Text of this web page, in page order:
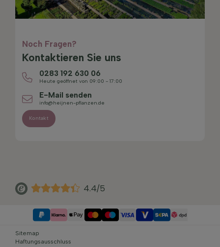
Noch Fragen?
Kontaktieren Sie uns
0283 192 630 06
Heute geöffnet von 09:00 - 17:00
E-Mail senden
info@heijnen-pflanzen.de
Kontakt
4.4/5
Sitemap
Haftungsausschluss